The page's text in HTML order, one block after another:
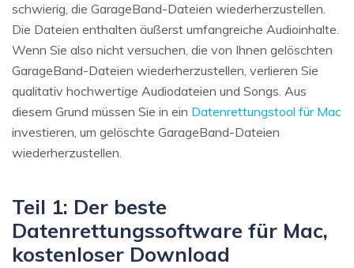
schwierig, die GarageBand-Dateien wiederherzustellen.
Die Dateien enthalten äußerst umfangreiche Audioinhalte.
Wenn Sie also nicht versuchen, die von Ihnen gelöschten
GarageBand-Dateien wiederherzustellen, verlieren Sie
qualitativ hochwertige Audiodateien und Songs. Aus
diesem Grund müssen Sie in ein Datenrettungstool für Mac
investieren, um gelöschte GarageBand-Dateien
wiederherzustellen.
Teil 1: Der beste
Datenrettungssoftware für Mac,
kostenloser Download